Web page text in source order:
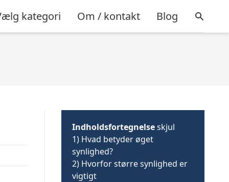
kategori Om / kontakt Blog
Indholdsfortegnelseskjul
1) Hvad betyder øget
synlighed?
2) Hvorfor større synlighed er
vigtigt